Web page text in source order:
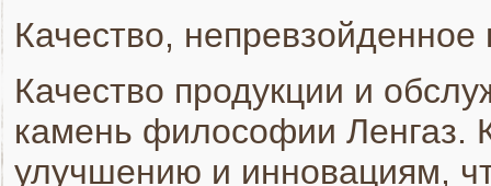
Качество, непревзойденное
Качество продукции и
камень философии Ленгаз.
улучшению и инновациям,